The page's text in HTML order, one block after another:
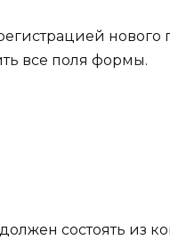
нового
все поля формы.
состоять из